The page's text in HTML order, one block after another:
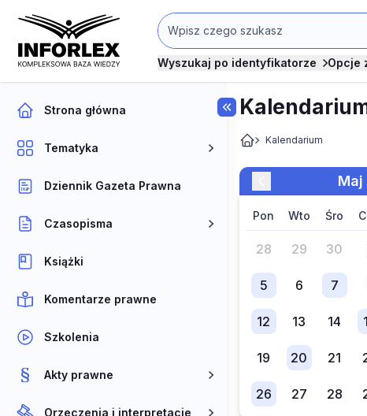
Wyszukaj po identyfikatorze Opcje
Strona główna
Tematyka
Dziennik Gazeta Prawna
Czasopisma
Książki
Komentarze prawne
Szkolenia
Akty prawne
Orzeczenia i interpretacje
Kalendarium
pon wto śro
28 29 30
5 6 7
12 13 14
19 20 21
26 27 28